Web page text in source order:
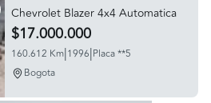
Chevrolet Blazer 4x4 Automatica
$17.000.000
160.612 Km|1996|Placa **5
Bogota